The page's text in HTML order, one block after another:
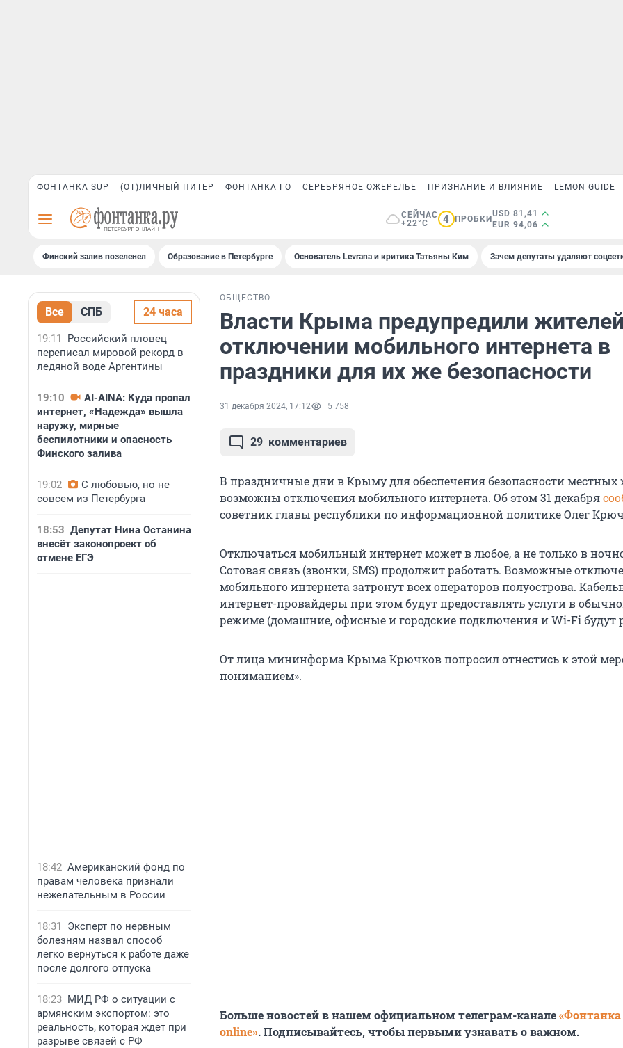
ФОНТАНКА SUP (ОТ)ЛИЧНЫЙ ПИТЕР ФОНТАНКА ГО СЕРЕБРЯНОЕ ОЖЕРЕЛЬЕ ПРИЗНАНИЕ И ВЛИЯНИЕ LEMON GUIDE
СЕЙЧАС
+22°C
4 ПРОБКИ
USD 81,41
EUR 94,06
Финский залив позеленел Образование в Петербурге Основатель Levrana и критика Татьяны Ким Зачем депутаты удаляют
Все СПБ 24 часа
19:11
Российский пловец
переписал мировой рекорд в
ледяной воде Аргентины
19:10
AI-AINA: Куда пропал
интернет, «Надежда» вышла
наружу, мирные
беспилотники и опасность
Финского залива
19:02
С любовью, но не
совсем из Петербурга
18:53 Депутат Нина Останина
внесёт законопроект об
отмене ЕГЭ
18:42 Американский фонд по
правам человека признали
нежелательным в России
18:31
Эксперт по нервным
болезням назвал способ
легко вернуться к работе даже
после долгого отпуска
18:23 МИД РФ о ситуации с
армянским экспортом: это
реальность, которая ждет при
разрыве связей с РФ
ОБЩЕСТВО
Власти Крыма предупредили
отключении мобильного интернета в
праздники для их же безопасности
31 декабря 2024, 17:12 5 758
29 комментариев
В праздничные дни в Крыму для обеспечения безопасности местных
возможны отключения мобильного интернета. Об этом 31 декабря
советник главы республики по информационной политике Олег
Отключаться мобильный интернет может в любое, а не только в
Сотовая связь (звонки, SMS) продолжит работать. Возможные
мобильного интернета затронут всех операторов полуострова.
интернет-провайдеры при этом будут предоставлять услуги в
режиме (домашние, офисные и городские подключения и Wi-Fi будут
От лица мининформа Крыма Крючков попросил отнестись к этой
пониманием».
Больше новостей в нашем официальном телеграм-канале«Фонтанка
online». Подписывайтесь, чтобы первыми узнавать о важном.